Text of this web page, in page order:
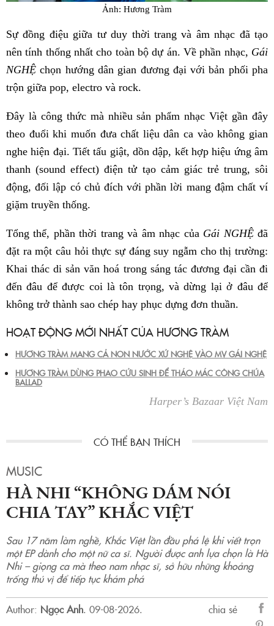
Ảnh: Hương Tràm
Sự đồng điệu giữa tư duy thời trang và âm nhạc đã tạo
nên tính thống nhất cho toàn bộ dự án. Về phần nhạc, Gái
NGHỆ chọn hướng dân gian đương đại với bản phối pha
trộn giữa pop, electro và rock.
Đây là công thức mà nhiều sản phẩm nhạc Việt gần đây
theo đuổi khi muốn đưa chất liệu dân ca vào không gian
nghe hiện đại. Tiết tấu giật, dồn dập, kết hợp hiệu ứng âm
thanh (sound effect) điện tử tạo cảm giác trẻ trung, sôi
động, đối lập có chủ đích với phần lời mang đậm chất ví
giặm truyền thống.
Tổng thể, phần thời trang và âm nhạc của Gái NGHỆđã
đặt ra một câu hỏi thực sự đáng suy ngẫm cho thị trường:
Khai thác di sản văn hoá trong sáng tác đương đại cần đi
đến đâu để được coi là tôn trọng, và dừng lại ở đâu để
không trở thành sao chép hay phục dựng đơn thuần.
HOẠT ĐỘNG MỚI NHẤT CỦA HƯƠNG TRÀM
HƯƠNG TRÀM MANG CẢ NON NƯỚC XỨ NGHỆ VÀO MV GÁI NGHỆ
HƯƠNG TRÀM DÙNG PHAO CỨU SINH ĐỂ THÁO MÁC CÔNG CHÚA
BALLAD
Harper’s Bazaar Việt Nam
MUSIC
HÀ NHI “KHÔNG DÁM NÓI
CHIA TAY” KHẮC VIỆT
Sau 17 năm làm nghề, Khắc Việt lần đầu phá lệ khi viết trọn
một EP dành cho một nữ ca sĩ. Người được anh lựa chọn là Hà
Nhi – giọng ca mà theo nam nhạc sĩ, sở hữu những khoảng
trống thú vị để tiếp tục khám phá
Author: Ngọc Anh. 09-08-2026.
chia sẻ